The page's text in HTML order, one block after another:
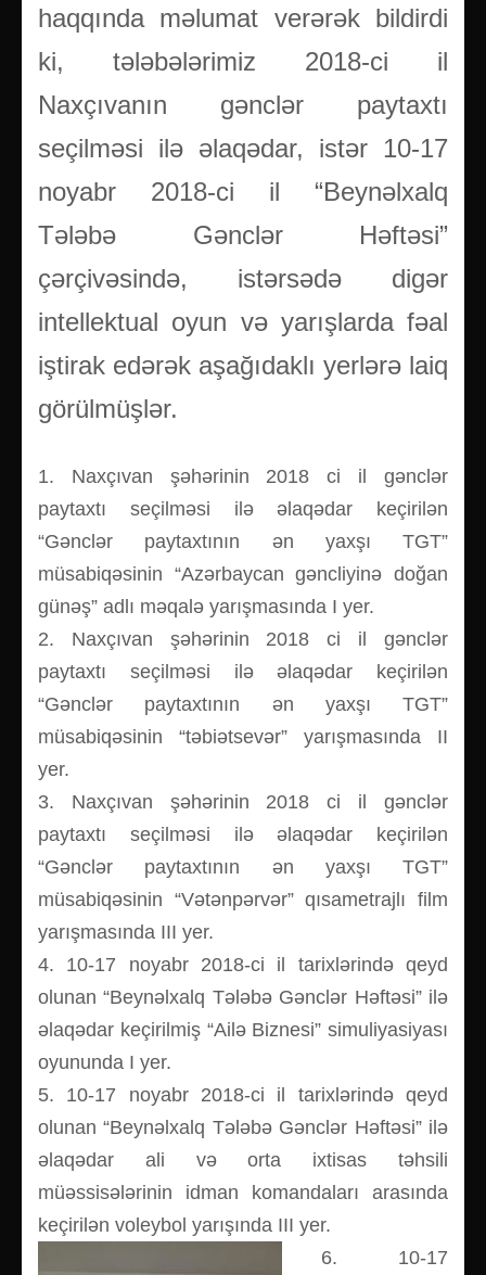
haqqında məlumat verərək bildirdi
ki, tələbələrimiz 2018-ci il
Naxçıvanın gənclər paytaxtı
seçilməsi ilə əlaqədar, istər 10-17
noyabr 2018-ci il “Beynəlxalq
Tələbə Gənclər Həftəsi”
çərçivəsində, istərsədə digər
intellektual oyun və yarışlarda fəal
iştirak edərək aşağıdaklı yerlərə laiq
görülmüşlər.
1. Naxçıvan şəhərinin 2018 ci il gənclər
paytaxtı seçilməsi ilə əlaqədar keçirilən
“Gənclər paytaxtının ən yaxşı TGT”
müsabiqəsinin “Azərbaycan gəncliyinə doğan
günəş” adlı məqalə yarışmasında I yer.
2. Naxçıvan şəhərinin 2018 ci il gənclər
paytaxtı seçilməsi ilə əlaqədar keçirilən
“Gənclər paytaxtının ən yaxşı TGT”
müsabiqəsinin “təbiətsevər” yarışmasında II
yer.
3. Naxçıvan şəhərinin 2018 ci il gənclər
paytaxtı seçilməsi ilə əlaqədar keçirilən
“Gənclər paytaxtının ən yaxşı TGT”
müsabiqəsinin “Vətənpərvər” qısametrajlı film
yarışmasında III yer.
4. 10-17 noyabr 2018-ci il tarixlərində qeyd
olunan “Beynəlxalq Tələbə Gənclər Həftəsi” ilə
əlaqədar keçirilmiş “Ailə Biznesi” simuliyasiyası
oyununda I yer.
5. 10-17 noyabr 2018-ci il tarixlərində qeyd
olunan “Beynəlxalq Tələbə Gənclər Həftəsi” ilə
əlaqədar ali və orta ixtisas təhsili
müəssisələrinin idman komandaları arasında
keçirilən voleybol yarışında III yer.
6. 10-17